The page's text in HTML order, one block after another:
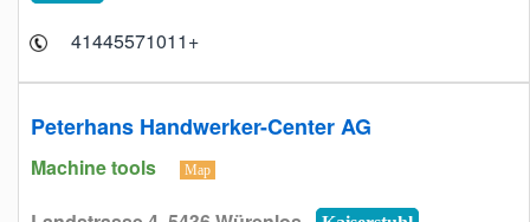
+41445571011
Peterhans Handwerker-Center AG
Machine tools Map